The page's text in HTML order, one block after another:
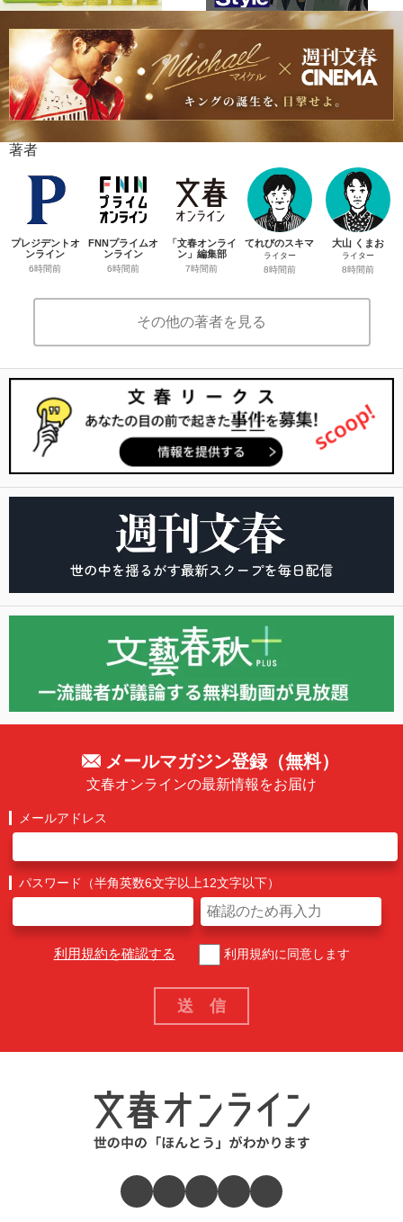
著者
プレジデントオ
ンライン
6時間前
FNNプライムオ
ンライン
6時間前
「文春オンライ
ン」編集部
7時間前
てれびのスキマ
ライター
8時間前
大山 くまお
ライター
8時間前
その他の著者を見る
メールマガジン登録（無料）
文春オンラインの最新情報をお届け
メールアドレス
パスワード（半角英数6文字以上12文字以下）
利用規約を確認する 利用規約に同意します